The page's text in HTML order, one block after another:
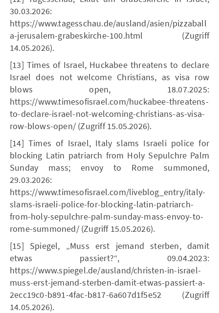
30.03.2026:
https://www.tagesschau.de/ausland/asien/pizzaball
a-jerusalem-grabeskirche-100.html (Zugriff
14.05.2026).
[13] Times of Israel, Huckabee threatens to declare
Israel does not welcome Christians, as visa row
blows open, 18.07.2025:
https://www.timesofisrael.com/huckabee-threatens-
to-declare-israel-not-welcoming-christians-as-visa-
row-blows-open/ (Zugriff 15.05.2026).
[14] Times of Israel, Italy slams Israeli police for
blocking Latin patriarch from Holy Sepulchre Palm
Sunday mass; envoy to Rome summoned,
29.03.2026:
https://www.timesofisrael.com/liveblog_entry/italy-
slams-israeli-police-for-blocking-latin-patriarch-
from-holy-sepulchre-palm-sunday-mass-envoy-to-
rome-summoned/ (Zugriff 15.05.2026).
[15] Spiegel, „Muss erst jemand sterben, damit
etwas passiert?“, 09.04.2023:
https://www.spiegel.de/ausland/christen-in-israel-
muss-erst-jemand-sterben-damit-etwas-passiert-a-
2ecc19c0-b891-4fac-b817-6a607d1f5e52 (Zugriff
14.05.2026).